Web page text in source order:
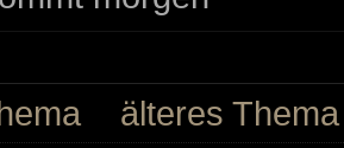
älteres Thema